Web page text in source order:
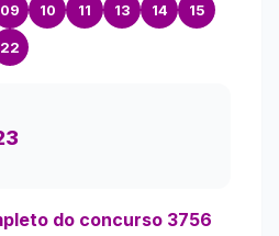
09 10 11 13 14 15
22
do concurso 3756